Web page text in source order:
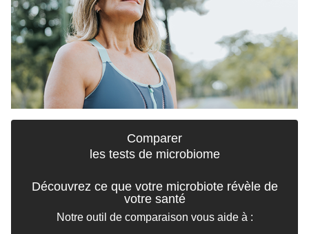
Comparer
les tests de microbiome
Découvrez ce que votre microbiote révèlede
votre santé
Notre outil de comparaison vous aide à :